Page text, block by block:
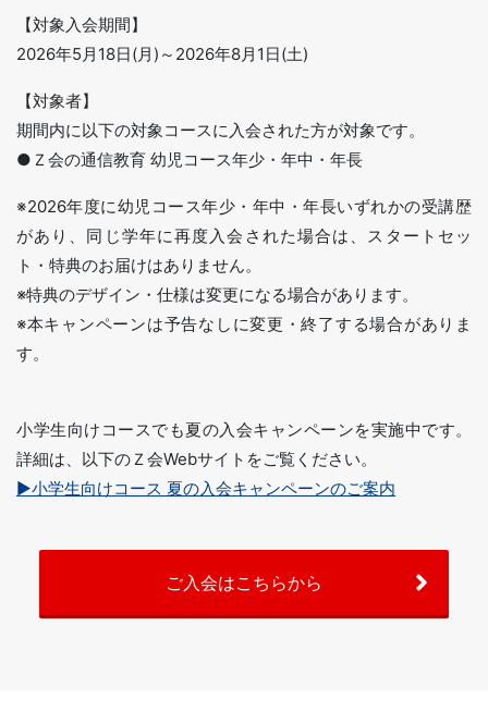
【対象入会期間】
2026年5月18日(月)～2026年8月1日(土)
【対象者】
期間内に以下の対象コースに入会された方が対象です。
●Ｚ会の通信教育 幼児コース年少・年中・年長
※2026年度に幼児コース年少・年中・年長いずれかの受講歴
があり、同じ学年に再度入会された場合は、スタートセッ
ト・特典のお届けはありません。
※特典のデザイン・仕様は変更になる場合があります。
※本キャンペーンは予告なしに変更・終了する場合がありま
す。
小学生向けコースでも夏の入会キャンペーンを実施中です。
詳細は、以下のＺ会Webサイトをご覧ください。
▶小学生向けコース 夏の入会キャンペーンのご案内
ご入会はこちらから